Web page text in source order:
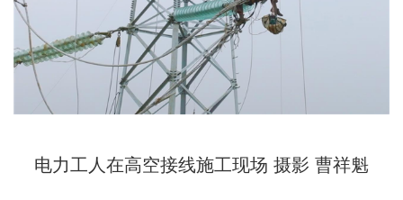
电力工人在高空接线施工现场 摄影 曹祥魁